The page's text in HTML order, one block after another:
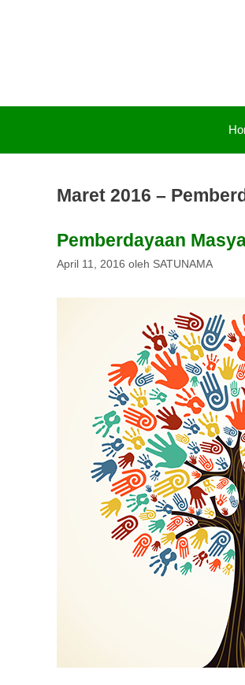
Maret 2016 –
Pemberdayaan
April 11, 2016 oleh SATUNAMA